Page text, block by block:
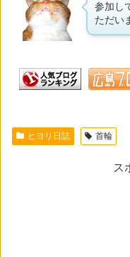
参加し
ただい
ヒヨリ日誌 首輪
ス